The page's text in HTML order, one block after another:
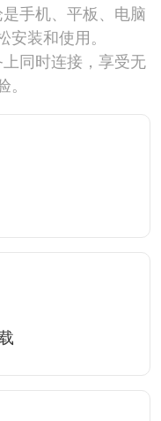
手机、平板、电脑
装和使用。
同时连接，享受无